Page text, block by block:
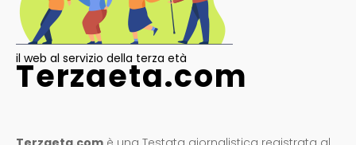
il web al servizio della terza età
Terzaeta.com